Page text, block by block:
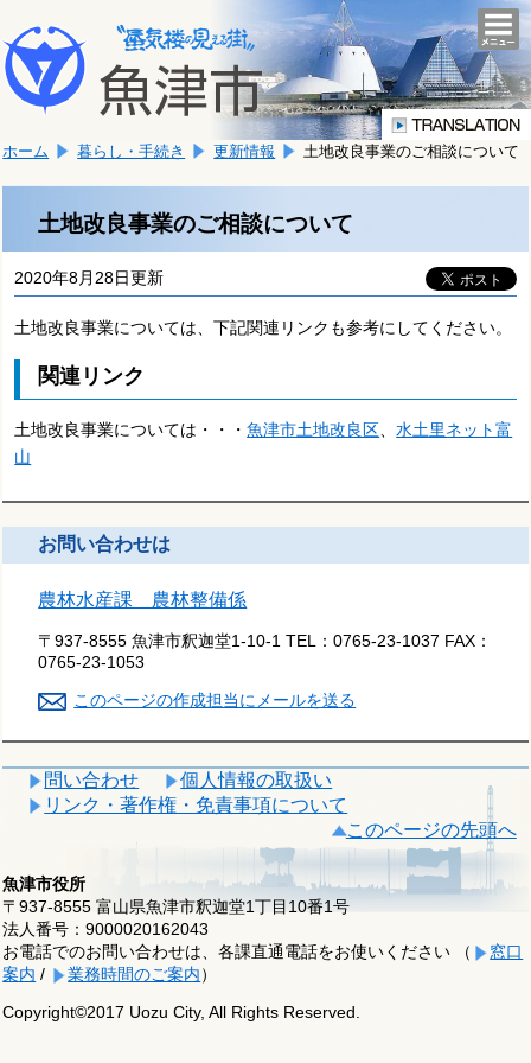
文
へ
移
ま
す。
こ
か
文
ホーム 暮らし・手続き 更新情報 土地改良事業のご相談について
土地改良事業のご相談について
2020年8月28日更新
土地改良事業については、下記関連リンクも参考にしてください。
関連リンク
土地改良事業については・・・魚津市土地改良区、水土里ネット富
山
お問い合わせは
農林水産課 農林整備係
〒937-8555 魚津市釈迦堂1-10-1 TEL：0765-23-1037 FAX：
0765-23-1053
このページの作成担当にメールを送る
問い合わせ
個人情報の取扱い
リンク・著作権・免責事項について
このページの先頭へ
魚津市役所
〒937-8555 富山県魚津市釈迦堂1丁目10番1号
法人番号：9000020162043
お電話でのお問い合わせは、各課直通電話をお使いください （
窓口
案内 / 業務時間のご案内）
Copyright©2017 Uozu City, All Rights Reserved.